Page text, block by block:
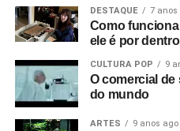
DESTAQUE 7 anos
Como
ele é por dentro
CULTURA POP 9
O comercial
do mundo
ARTES 9 anos ago